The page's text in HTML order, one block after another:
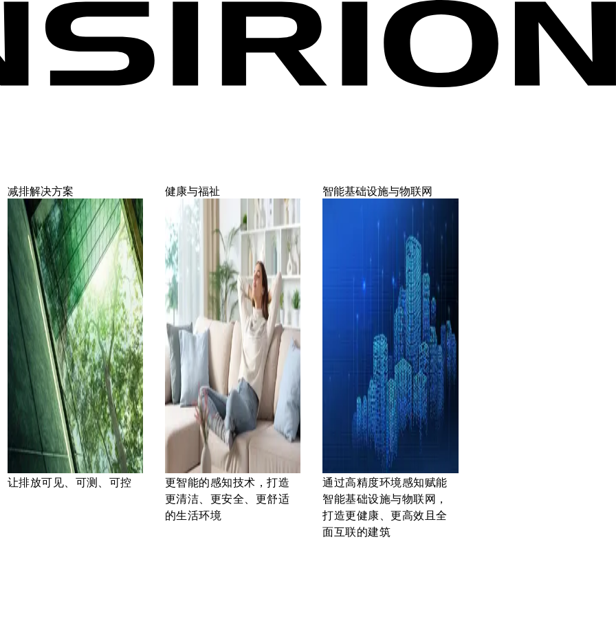
减排解决方案
让排放可见、可测、可控
健康与福祉
更智能的感知技术，打造
更清洁、更安全、更舒适
的生活环境
智能基础设施与物联网
通过高精度环境感知赋能
智能基础设施与物联网，
打造更健康、更高效且全
面互联的建筑